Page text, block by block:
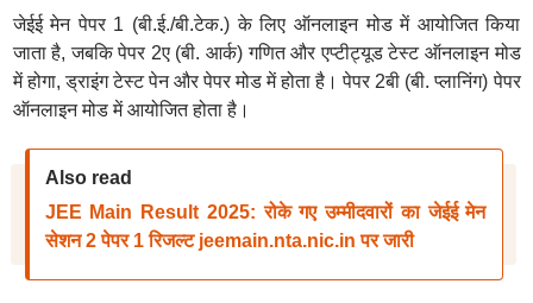
जेईई मेन पेपर 1 (बी.ई./बी.टेक.) के लिए ऑनलाइन मोड में आयोजित किया
जाता है, जबकि पेपर 2ए (बी. आर्क) गणित और एप्टीट्यूड टेस्ट ऑनलाइन मोड
में होगा, ड्राइंग टेस्ट पेन और पेपर मोड में होता है। पेपर 2बी (बी. प्लानिंग) पेपर
ऑनलाइन मोड में आयोजित होता है।
Also read
JEE Main Result 2025: रोके गए उम्मीदवारों का जेईई मेन
सेशन 2 पेपर 1 रिजल्ट jeemain.nta.nic.in पर जारी